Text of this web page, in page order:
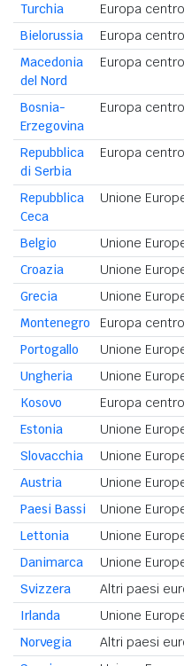
Turchia Europa
Bielorussia
Europa
Macedonia
del Nord
Europa
Bosnia-
Erzegovina
Europa
Repubblica
di Serbia
Europa
Repubblica
Ceca
Unione
Belgio Unione
Croazia
Unione
Grecia
Unione
Montenegro
Europa
Portogallo
Unione
Ungheria
Unione
Kosovo
Europa
Estonia
Unione
Slovacchia
Unione
Austria
Unione
Paesi Bassi
Unione
Lettonia
Unione
Danimarca
Unione
Svizzera
Altri paesi
Irlanda
Unione
Norvegia
Altri paesi